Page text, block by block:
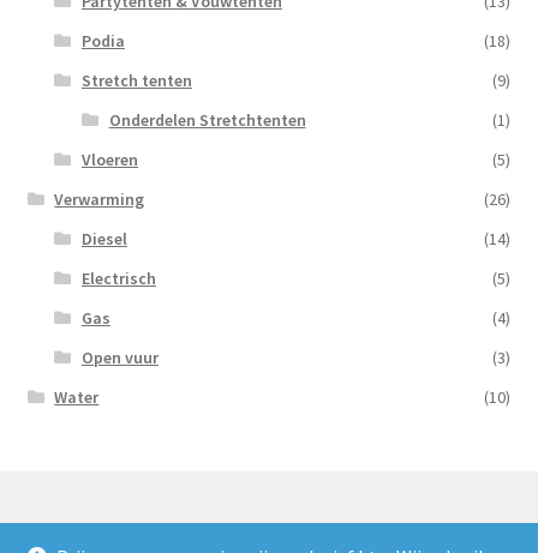
Podia
(18)
Stretch tenten
(9)
Onderdelen Stretchtenten
(1)
Vloeren
(5)
Verwarming
(26)
Diesel
(14)
Electrisch
(5)
Gas
(4)
Open vuur
(3)
Water
(10)